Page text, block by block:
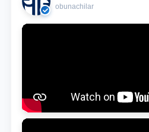
obunachilar